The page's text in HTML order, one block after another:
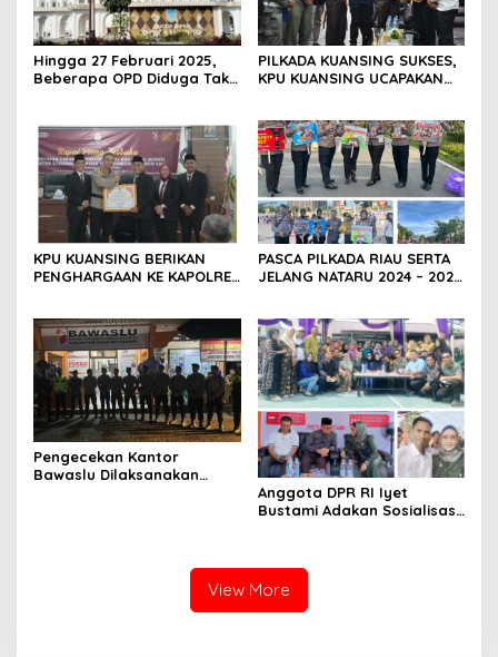
Hingga 27 Februari 2025,
Beberapa OPD Diduga Tak
Dampak Negatif Terhadap
Kemajuan Daerah (Pemkab
Rokan Hilir).
PILKADA KUANSING SUKSES,
KPU KUANSING UCAPAKAN
INSTANSI TERKAIT
KPU KUANSING BERIKAN
PENGHARGAAN KE KAPOLRES
PASCA PILKADA RIAU SERTA
JELANG NATARU 2024 – 2025
BERLALU LINTAS
Pengecekan Kantor
Bawaslu Dilaksanakan
Anggota DPR RI Iyet
Bustami Adakan Sosialisasi
Barat Kota Pekanbaru
View More